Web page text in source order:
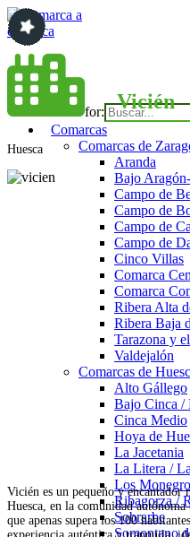
Saltar
al
contenido
Comarca a
Search for:
Comarcas
Comarcas de
Aranda
Bajo
Campo de
Campo de
Campo de
Campo de
Cinco Villas
Comarca
Comarca
Ribera Alta
Ribera Baja
Tarazona y
Valdejalón
Comarcas de
Alto Gállego
Bajo Cinca /
Cinca Medio
Hoya de
La Jacetania
La Litera /
Los
Ribagorza /
Sobrarbe
Somontano
Vicién
Huesca
Vicién es un pequeño y
Huesca, en la comunidad
que apenas supera los 100